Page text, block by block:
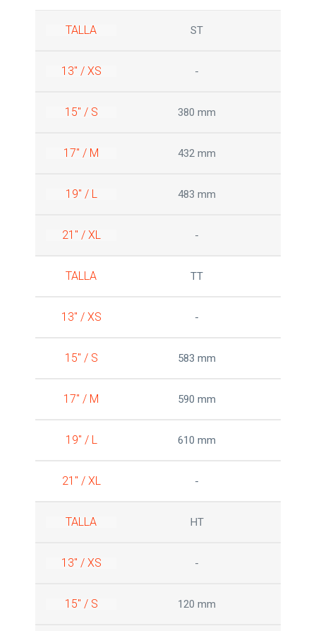
TALLA ST
13" / XS -
15" / S 380 mm
17" / M 432 mm
19" / L 483 mm
21" / XL -
TALLA TT
13" / XS -
15" / S 583 mm
17" / M 590 mm
19" / L 610 mm
21" / XL -
TALLA HT
13" / XS -
15" / S 120 mm